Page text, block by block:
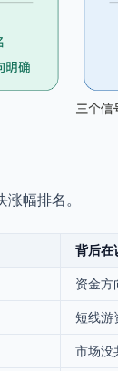
幅排名。
背后在
资金方
短线游
市场没